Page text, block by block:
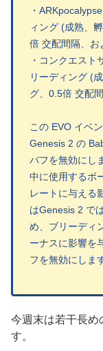
・
ィング (成熟、
倍 交配間隔、お
・コンクエス
リーディング (
グ、0.5倍 交配
この EVO イベ
Genesis 2 の
バフを無効にし
中に使用するボ
レートに与える
はGenesis 2 で
め、ブリーディ
ーナスに影響を
フを無効にしま
今週末は若干長め
す。